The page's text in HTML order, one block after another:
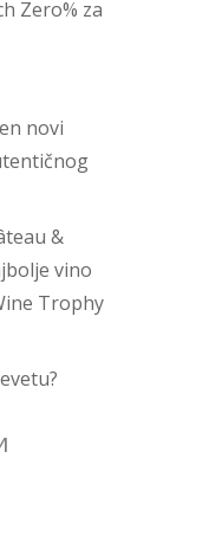
Zero% za
novi
&
vino
Trophy